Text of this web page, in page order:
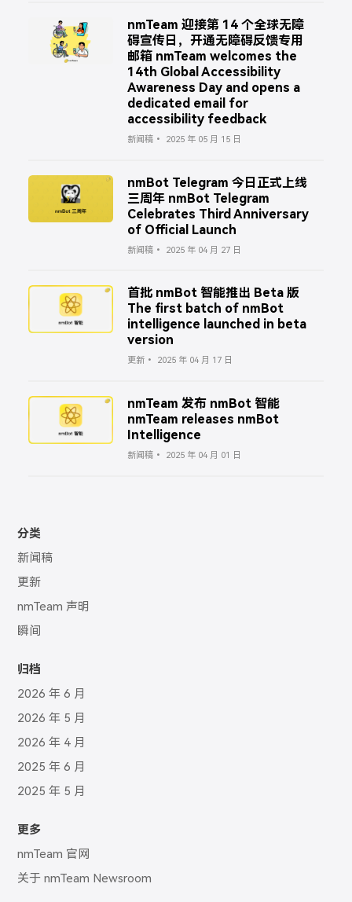
nmTeam 迎接第 14 个全球无障
碍宣传日，开通无障碍反馈专用
邮箱 nmTeam welcomes the
14th Global Accessibility
Awareness Day and opens a
dedicated email for
accessibility feedback
新闻稿 2025 年 05 月 15 日
nmBot Telegram 今日正式上线
三周年 nmBot Telegram
Celebrates Third Anniversary
of Official Launch
新闻稿 2025 年 04 月 27 日
首批 nmBot 智能推出 Beta 版
The first batch of nmBot
intelligence launched in beta
version
更新 2025 年 04 月 17 日
nmTeam 发布 nmBot 智能
nmTeam releases nmBot
Intelligence
新闻稿 2025 年 04 月 01 日
分类
新闻稿
更新
nmTeam 声明
瞬间
归档
2026 年 6 月
2026 年 5 月
2026 年 4 月
2025 年 6 月
2025 年 5 月
更多
nmTeam 官网
关于 nmTeam Newsroom